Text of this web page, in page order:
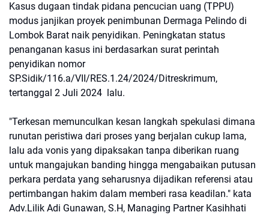
Kasus dugaan tindak pidana pencucian uang (TPPU)
modus janjikan proyek penimbunan Dermaga Pelindo di
Lombok Barat naik penyidikan. Peningkatan status
penanganan kasus ini berdasarkan surat perintah
penyidikan nomor
SP.Sidik/116.a/VII/RES.1.24/2024/Ditreskrimum,
tertanggal 2 Juli 2024 lalu.
"Terkesan memunculkan kesan langkah spekulasi dimana
runutan peristiwa dari proses yang berjalan cukup lama,
lalu ada vonis yang dipaksakan tanpa diberikan ruang
untuk mangajukan banding hingga mengabaikan putusan
perkara perdata yang seharusnya dijadikan referensi atau
pertimbangan hakim dalam memberi rasa keadilan." kata
Adv.Lilik Adi Gunawan, S.H, Managing Partner Kasihhati